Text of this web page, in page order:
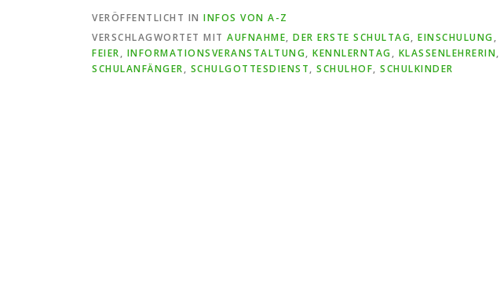
VERÖFFENTLICHT IN INFOS VON A-Z
VERSCHLAGWORTET MIT AUFNAHME, DER ERSTE SCHULTAG, EINSCHULUNG,
FEIER, INFORMATIONSVERANSTALTUNG, KENNLERNTAG, KLASSENLEHRERIN,
SCHULANFÄNGER, SCHULGOTTESDIENST, SCHULHOF, SCHULKINDER